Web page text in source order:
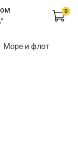
0
Море и флот